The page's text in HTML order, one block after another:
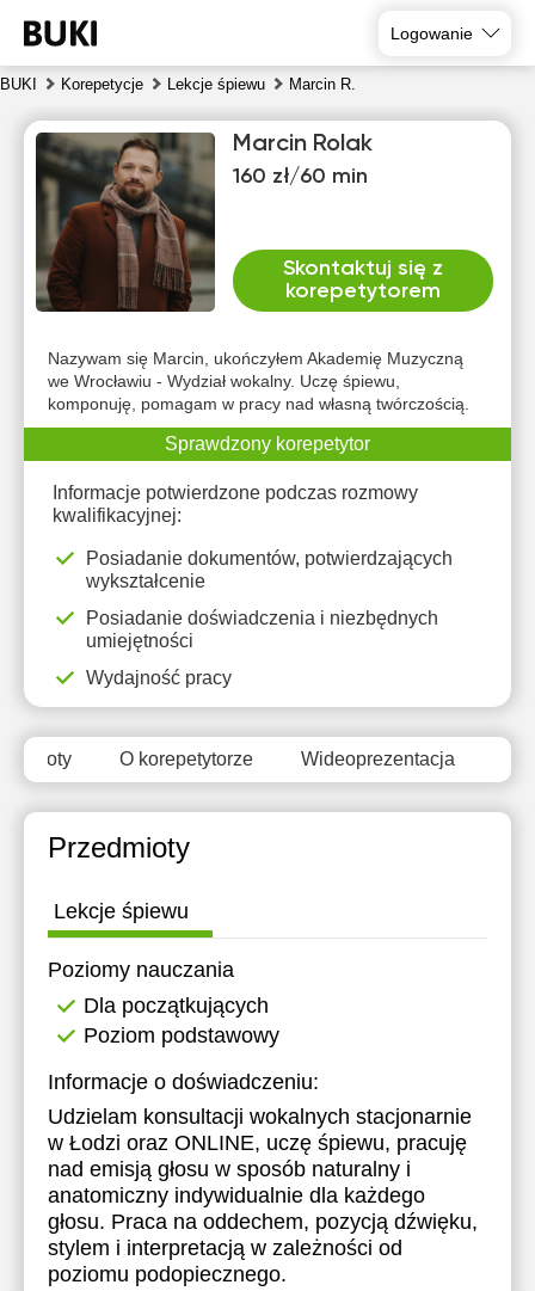
Logowanie
BUKI Korepetycje Lekcje śpiewu Marcin R.
Marcin Rolak
160 zł/60 min
Skontaktuj się z
korepetytorem
Nazywam się Marcin, ukończyłem Akademię Muzyczną
we Wrocławiu - Wydział wokalny. Uczę śpiewu,
komponuję, pomagam w pracy nad własną twórczością.
Sprawdzony korepetytor
Informacje potwierdzone podczas rozmowy
kwalifikacyjnej:
Posiadanie dokumentów, potwierdzających
wykształcenie
Posiadanie doświadczenia i niezbędnych
umiejętności
Wydajność pracy
O korepetytorze Wideoprezentacja
Przedmioty
Lekcje śpiewu
Poziomy nauczania
Dla początkujących
Poziom podstawowy
Informacje o doświadczeniu:
Udzielam konsultacji wokalnych stacjonarnie
w Łodzi oraz ONLINE, uczę śpiewu, pracuję
nad emisją głosu w sposób naturalny i
anatomiczny indywidualnie dla każdego
głosu. Praca na oddechem, pozycją dźwięku,
stylem i interpretacją w zależności od
poziomu podopiecznego.
7
8
9
10
11
Brak
dostępnych
10:30
11:00
11:30
12:30
13:00
13:30
14:00
Brak
dostępnych
terminów
Brak
dostępnych
terminów
Brak
dostępnych
terminów
Brak
dostępnych